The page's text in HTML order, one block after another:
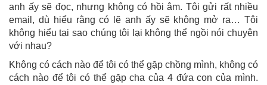
anh ấy sẽ đọc, nhưng không có hồi âm. Tôi gửi rất nhiều
email, dù hiểu rằng có lẽ anh ấy sẽ không mở ra… Tôi
không hiểu tại sao chúng tôi lại không thể ngồi nói chuyện
với nhau?
Không có cách nào để tôi có thể gặp chồng mình, không có
cách nào để tôi có thể gặp cha của 4 đứa con của mình.